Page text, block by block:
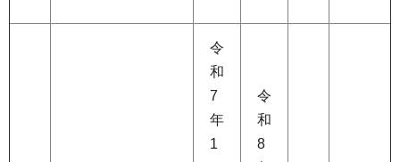
令
和
7
年
1
令
和
8